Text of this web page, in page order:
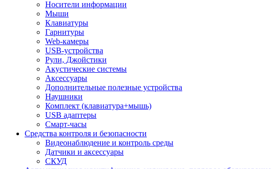
Носители информации
Мыши
Клавиатуры
Гарнитуры
Web-камеры
USB-устройства
Рули, Джойстики
Акустические системы
Аксессуары
Дополнительные полезные устройства
Наушники
Комплект (клавиатура+мышь)
USB адаптеры
Смарт-часы
Средства контроля и безопасности
Видеонаблюдение и контроль среды
Датчики и аксессуары
СКУД